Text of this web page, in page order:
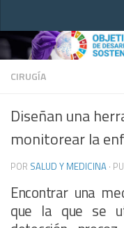
CIRUGÍA
Diseñan una
monitorear la
POR SALUD Y MEDICINA ·
Encontrar una
que la que se